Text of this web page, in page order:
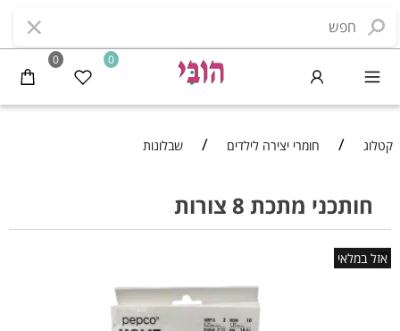
0 0
קטלוג / חומרי יצירה לילדים / שבלונות
חותכני מתכת 8 צורות
אזל במלאי